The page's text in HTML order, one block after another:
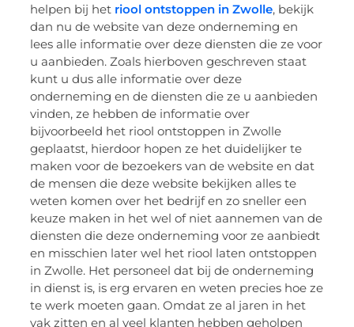
helpen bij het riool ontstoppen in Zwolle, bekijk
dan nu de website van deze onderneming en
lees alle informatie over deze diensten die ze voor
u aanbieden. Zoals hierboven geschreven staat
kunt u dus alle informatie over deze
onderneming en de diensten die ze u aanbieden
vinden, ze hebben de informatie over
bijvoorbeeld het riool ontstoppen in Zwolle
geplaatst, hierdoor hopen ze het duidelijker te
maken voor de bezoekers van de website en dat
de mensen die deze website bekijken alles te
weten komen over het bedrijf en zo sneller een
keuze maken in het wel of niet aannemen van de
diensten die deze onderneming voor ze aanbiedt
en misschien later wel het riool laten ontstoppen
in Zwolle. Het personeel dat bij de onderneming
in dienst is, is erg ervaren en weten precies hoe ze
te werk moeten gaan. Omdat ze al jaren in het
vak zitten en al veel klanten hebben geholpen